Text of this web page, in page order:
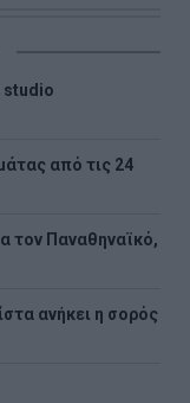
studio
από τις 24
τον Παναθηναϊκό,
ανήκει η σορός